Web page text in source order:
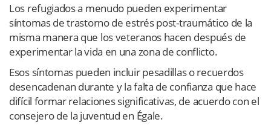
Los refugiados a menudo pueden experimentar
síntomas de trastorno de estrés post-traumático de la
misma manera que los veteranos hacen después de
experimentar la vida en una zona de conflicto.
Esos síntomas pueden incluir pesadillas o recuerdos
desencadenan durante y la falta de confianza que hace
difícil formar relaciones significativas, de acuerdo con el
consejero de la juventud en Égale.